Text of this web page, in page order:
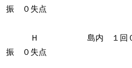
振 ０失点
Ｈ 島内 １回０／
振 ０失点